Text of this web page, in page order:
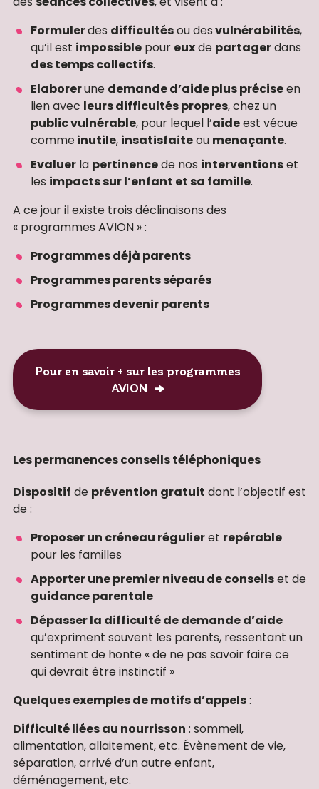
Formulerdes difficultésou desvulnérabilités,
qu’il est impossible pour euxde partagerdans
des temps collectifs.
Elaborerune demande d’aide plus préciseen
lien avec leurs difficultés propres, chez un
public vulnérable, pour lequel l’aideest vécue
commeinutile, insatisfaiteou menaçante.
Evaluer la pertinencede nos interventionset
les impacts sur l’enfant et sa famille.
A ce jour il existe trois déclinaisons des
« programmes AVION » :
Programmes déjà parents
Programmes parents séparés
Programmes devenir parents
Pour en savoir + sur les programmes
AVION
Les permanences conseils téléphoniques
Dispositif de prévention gratuit dont l’objectif est
de :
Proposer un créneau régulieret repérable
pour les familles
Apporter une premier niveau de conseilset de
guidance parentale
Dépasser la difficulté de demande d’aide
qu’expriment souvent les parents, ressentant un
sentiment de honte « de ne pas savoir faire ce
qui devrait être instinctif »
Quelques exemples de motifs d’appels:
Difficulté liées au nourrisson : sommeil,
alimentation, allaitement, etc. Évènement de vie,
séparation, arrivé d’un autre enfant,
déménagement, etc.